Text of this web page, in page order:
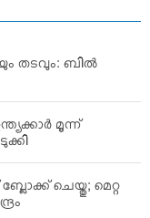
തടവും: ബില്‍
മൂന്ന്
ചെയ്തു; മെറ്റ